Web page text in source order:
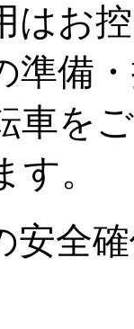
はお
準備
車を
。
安全